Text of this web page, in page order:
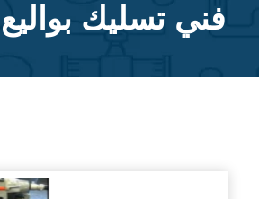
فني تسليك بواليع